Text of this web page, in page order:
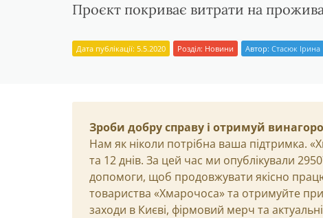
Проєкт покриває витрати на
Дата публікації: 5.5.2020 Розділ: Новини Автор: Стасюк Ірина
Зроби добру справу і отримуй
Нам як ніколи потрібна ваша підтримка.
та 12 днів. За цей час ми опублікували
допомоги, щоб продовжувати якісно
товариства «Хмарочоса» та отримуйте
заходи в Києві, фірмовий мерч та